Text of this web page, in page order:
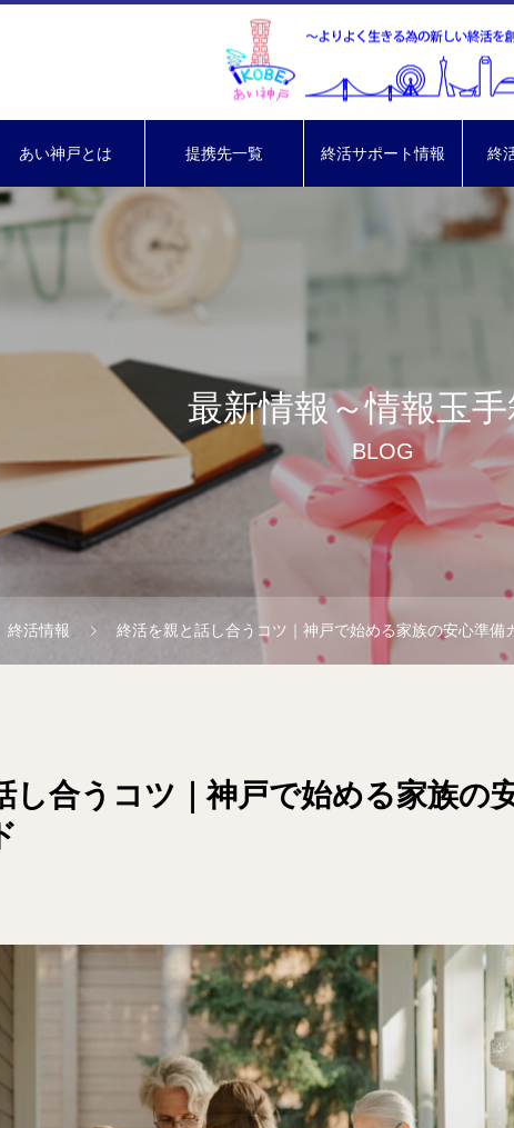
あい神戸とは 提携先一覧 終活サポート情報 終
最新情報～情報玉手
BLOG
終活情報 終活を親と話し合うコツ｜神戸で始める家族の安心準備
し合うコツ｜神戸で始める家族の